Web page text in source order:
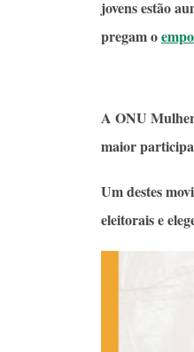
jovens estão
pregam o
A ONU
maior
Um destes
eleitorais e